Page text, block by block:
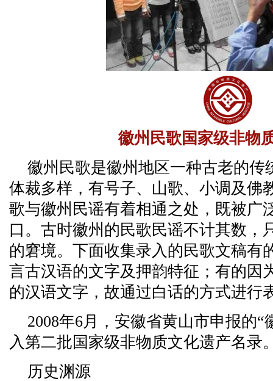
徽州民歌国家级非物
徽州民歌是徽州地区一种古老的传
体裁多样，有号子、山歌、小调及佛
歌与徽州民谣有着相通之处，既被广
口。古时徽州的民歌民谣不计其数，
的窘境。下面收集录入的民歌文稿有
言古汉语的文字及押韵特征；有的因
的汉语文字，故通过白话的方式进行
2008年6月，安徽省黄山市申报的
入第二批国家级非物质文化遗产名录
历史渊源